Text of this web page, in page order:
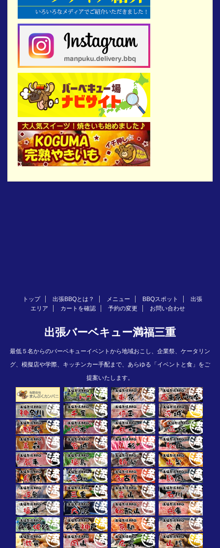
トップ 出張BBQとは？ メニュー BBQスポット
出張
エリア
カートを確認 予約の変更 お問い合わせ
出張バーベキュー満福三重
最低５名からのバーベキューイベントから地域おこし、企業祭、ケータリン
グ、模擬店や学際、キッチンカー手配まで、あらゆる「イベントと食」をご
提案いたします。